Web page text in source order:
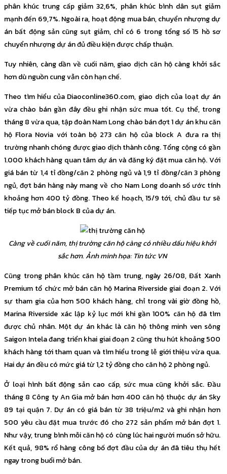
phân khúc trung cấp giảm 32,6%, phân khúc bình dân sụt giảm
mạnh đến 69,7%. Ngoài ra, hoạt động mua bán, chuyển nhượng dự
án bất động sản cũng sụt giảm, chỉ có 6 trong tổng số 15 hồ sơ
chuyển nhượng dự án đủ điều kiện được chấp thuận.
Tuy nhiên, càng dần về cuối năm, giao dịch căn hộ càng khởi sắc
hơn dù nguồn cung vẫn còn hạn chế.
Theo tìm hiểu của Diaoconline360.com, giao dịch của loạt dự án
vừa chào bán gần đây đều ghi nhận sức mua tốt. Cụ thể, trong
tháng 8 vừa qua, tập đoàn Nam Long chào bán đợt 1 dự án khu căn
hộ Flora Novia với toàn bộ 273 căn hộ của block A đưa ra thị
trường nhanh chóng được giao dịch thành công. Tổng cộng có gần
1.000 khách hàng quan tâm dự án và đăng ký đặt mua căn hộ. Với
giá bán từ 1,4 tỉ đồng/căn 2 phòng ngủ và 1,9 tỉ đồng/căn 3 phòng
ngủ, đợt bán hàng này mang về cho Nam Long doanh số ước tính
khoảng hơn 400 tỷ đồng. Theo kế hoạch, 15/9 tới, chủ đầu tư sẽ
tiếp tục mở bán block B của dự án.
Càng về cuối năm, thị trường căn hộ càng có nhiều dấu hiệu khởi
sắc hơn. Ảnh minh họa: Tin tức VN
Cũng trong phân khúc căn hộ tầm trung, ngày 26/08, Đất Xanh
Premium tổ chức mở bán căn hộ Marina Riverside giai đoạn 2. Với
sự tham gia của hơn 500 khách hàng, chỉ trong vài giờ đồng hồ,
Marina Riverside xác lập kỷ lục mới khi gần 100% căn hộ đã tìm
được chủ nhân. Một dự án khác là căn hộ thông minh ven sông
Saigon Intela đang triển khai giai đoạn 2 cũng thu hút khoảng 500
khách hàng tới tham quan và tìm hiểu trong lễ giới thiệu vừa qua.
Hai dự án đều có mức giá từ 1,2 tỷ đồng cho căn hộ 2 phòng ngủ.
Ở loại hình bất động sản cao cấp, sức mua cũng khởi sắc. Đầu
tháng 8 Công ty An Gia mở bán hơn 400 căn hộ thuộc dự án Sky
89 tại quận 7. Dự án có giá bán từ 38 triệu/m2 và ghi nhận hơn
500 yêu cầu đặt mua trước đó cho 272 sản phẩm mở bán đợt 1.
Như vậy, trung bình mỗi căn hộ có cùng lúc hai người muốn sở hữu.
Kết quả, 98% rổ hàng công bố đợt đầu của dự án đã tiêu thụ hết
ngay trong buổi mở bán.